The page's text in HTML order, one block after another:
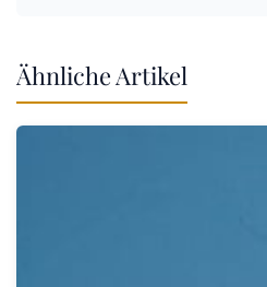
Ähnliche Artikel